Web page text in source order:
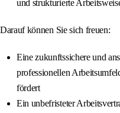
und strukturierte
Darauf können Sie sich freuen:
Eine zukunftssichere und
professionellen
fördert
Ein unbefristeter